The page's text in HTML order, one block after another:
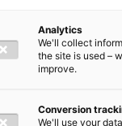
à
Zone
N417
route
Analytics
We'll collect
the site is used –
improve.
Conversion
We'll use your